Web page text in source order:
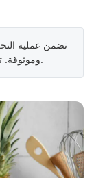
تضمن عملية
وموثوقة.